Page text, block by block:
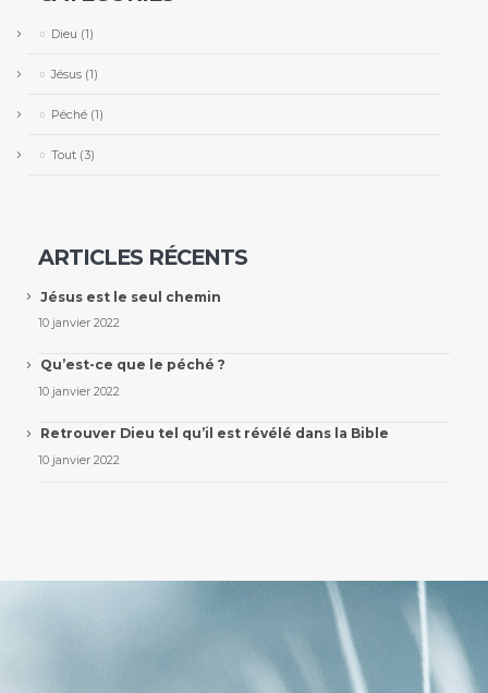
Dieu (1)
Jésus(1)
Péché(1)
Tout(3)
ARTICLES RÉCENTS
Jésus est le seul chemin
10 janvier 2022
Qu’est-ce que le péché ?
10 janvier 2022
Retrouver Dieu tel qu’il est révélé dans la Bible
10 janvier 2022